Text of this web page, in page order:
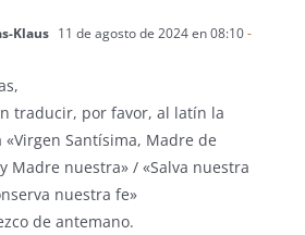
Klaus 11 de agosto de 2024 en 08:10-
traducir, por favor, al latín la
Santísima, Madre de
Madre nuestra» / «Salva nuestra
nuestra fe»
de antemano.